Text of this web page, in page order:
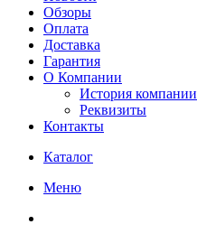
Обзоры
Оплата
Доставка
Гарантия
О Компании
История компании
Реквизиты
Контакты
Каталог
Меню